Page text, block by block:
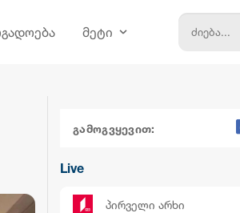
მეტი
გამოგვყევით:
Live
პირველი არხი